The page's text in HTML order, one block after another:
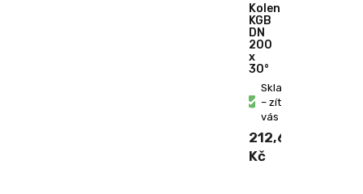
Koleno
KGB
DN
200
x
30°
Skladem
– zítra u
vás
212,60
Kč